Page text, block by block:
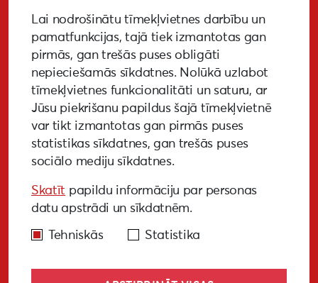
PIETEIKTIES
GALERIJA MEDIJIEM LKA PĒTĪJUMS
BUJ NOTIKUŠIE PASĀKUMI
PIEKĻŪSTAMĪBAS VADLĪNIJAS
Lai nodrošinātu tīmekļvietnes darbību un
pamatfunkcijas, tajā tiek izmantotas gan
pirmās, gan trešās puses obligāti
nepieciešamās sīkdatnes. Nolūkā uzlabot
tīmekļvietnes funkcionalitāti un saturu, ar
Jūsu piekrišanu papildus šajā tīmekļvietnē
var tikt izmantotas gan pirmās puses
statistikas sīkdatnes, gan trešās puses
sociālo mediju sīkdatnes.
Skatīt papildu informāciju par personas
datu apstrādi un sīkdatnēm.
Tehniskās Statistika